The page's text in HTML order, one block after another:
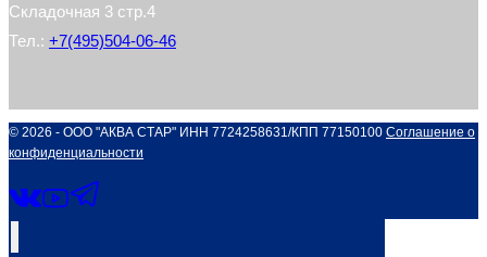
Складочная 3 стр.4
Тел.: +7(495)504-06-46
© 2026 - ООО "АКВА СТАР" ИНН 7724258631/КПП 77150100 Соглашение о
конфиденциальности